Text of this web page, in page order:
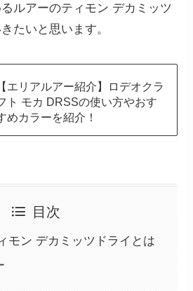
ルアーのティモン デカミッツ
たいと思います。
【エリアルアー紹介】ロデオクラ
ト モカ DRSSの使い方やおす
めカラーを紹介！
目次
モン デカミッツドライとは